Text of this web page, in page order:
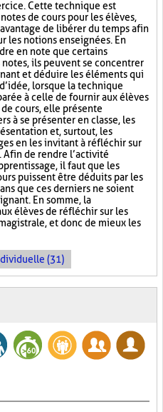
Cette technique est
de cours pour les élèves,
de libérer du temps afin
les notions enseignées. En
en note que certains
ils peuvent se concentrer
et déduire les éléments qui
lorsque la technique
à celle de fournir aux élèves
cours, elle présente
à se présenter en classe, les
et, surtout, les
en les invitant à réfléchir sur
Afin de rendre l’activité
il faut que les
puissent être déduits par les
que ces derniers ne soient
En somme, la
élèves de réfléchir sur les
et donc de mieux les
(31)